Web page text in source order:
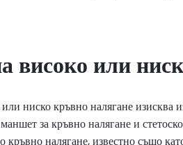
високо или
ниско кръвно налягане изисква
за кръвно налягане и
кръвно налягане, известно също